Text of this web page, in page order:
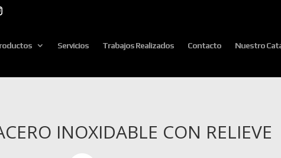
Servicios Trabajos Realizados Contacto Nuestro
INOXIDABLE CON RELIEVE